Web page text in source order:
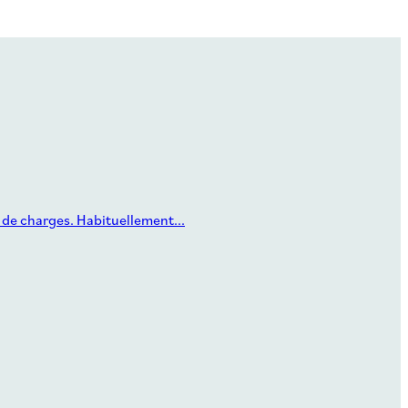
charges. Habituellement...